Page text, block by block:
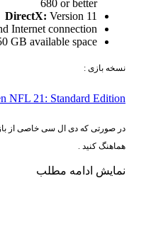
680 or better
DirectX: Version 11
Internet connection
GB available space
نسخه بازی :
NFL 21: Standard Edition
در صورتی که دی ال سی خاصی از
هماهنگ کنید .
نمایش ادامه مطلب